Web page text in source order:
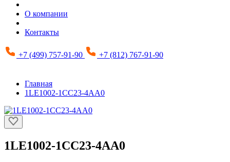
О компании
Контакты
+7 (499) 757-91-90 +7 (812) 767-91-90
Главная
1LE1002-1CC23-4AA0
1LE1002-1CC23-4AA0